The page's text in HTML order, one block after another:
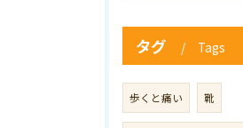
タグ Tags
歩くと痛い 靴